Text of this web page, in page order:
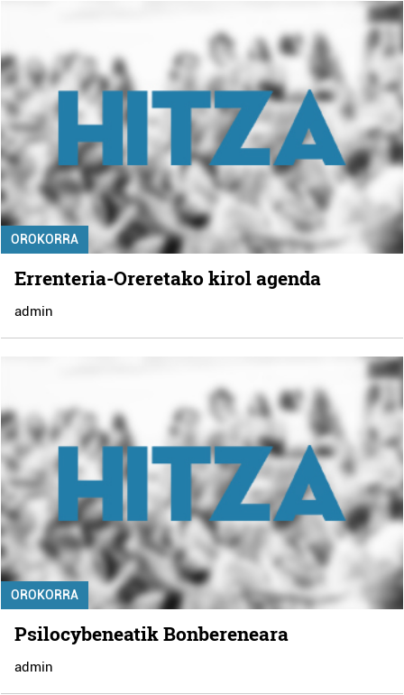
OROKORRA
Errenteria-Oreretako kirol agenda
admin
OROKORRA
Psilocybeneatik Bonbereneara
admin